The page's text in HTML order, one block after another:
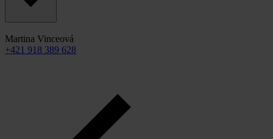
Martina Vinceová
+421 918 389 628